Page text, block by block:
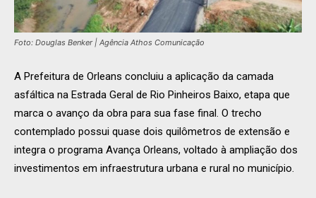
Foto: Douglas Benker | Agência Athos Comunicação
A Prefeitura de Orleans concluiu a aplicação da camada
asfáltica na Estrada Geral de Rio Pinheiros Baixo, etapa que
marca o avanço da obra para sua fase final. O trecho
contemplado possui quase dois quilômetros de extensão e
integra o programa Avança Orleans, voltado à ampliação dos
investimentos em infraestrutura urbana e rural no município.